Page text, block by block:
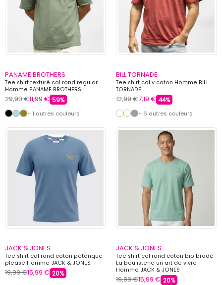
PANAME BROTHERS
Tee shirt texturé col rond regular
Homme PANAME BROTHERS
29,90 €11,99 € 59%
+ 1 autres couleurs
BILL TORNADE
Tee shirt col v coton Homme BILL
TORNADE
12,99 €7,19 € 44%
+ 6 autres couleurs
JACK & JONES
Tee shirt col rond coton pétanque
please Homme JACK & JONES
19,99 €15,99 € 20%
JACK & JONES
Tee shirt col rond coton bio brodé
La boulisterie un art de vivre
Homme JACK & JONES
19,99 €15,99 € 20%